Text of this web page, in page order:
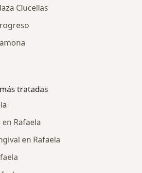
Clucellas
tratadas
Rafaela
en Rafaela